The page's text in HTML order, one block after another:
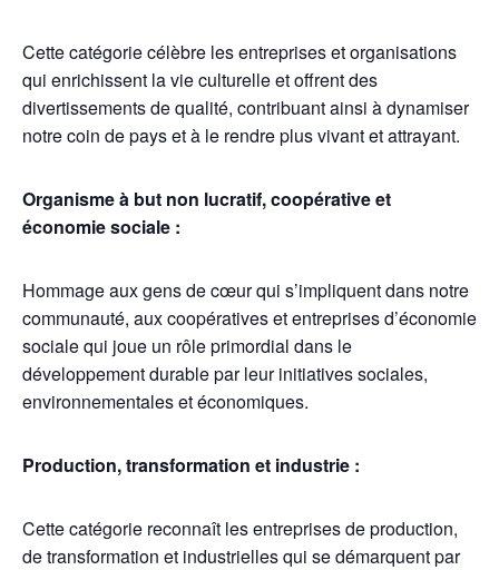
Cette catégorie célèbre les entreprises et organisations
qui enrichissent la vie culturelle et offrent des
divertissements de qualité, contribuant ainsi à dynamiser
notre coin de pays et à le rendre plus vivant et attrayant.
Organisme à but non lucratif, coopérative et
économie sociale :
Hommage aux gens de cœur qui s’impliquent dans notre
communauté, aux coopératives et entreprises d’économie
sociale qui joue un rôle primordial dans le
développement durable par leur initiatives sociales,
environnementales et économiques.
Production, transformation et industrie :
Cette catégorie reconnaît les entreprises de production,
de transformation et industrielles qui se démarquent par